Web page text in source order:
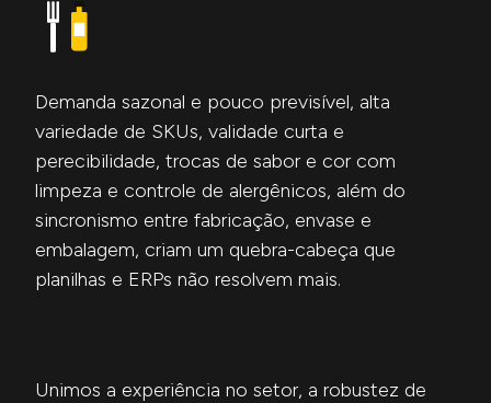
Demanda sazonal e pouco previsível, alta
variedade de SKUs, validade curta e
perecibilidade, trocas de sabor e cor com
limpeza e controle de alergênicos, além do
sincronismo entre fabricação, envase e
embalagem, criam um quebra-cabeça que
planilhas e ERPs não resolvem mais.
Unimos a experiência no setor, a robustez de